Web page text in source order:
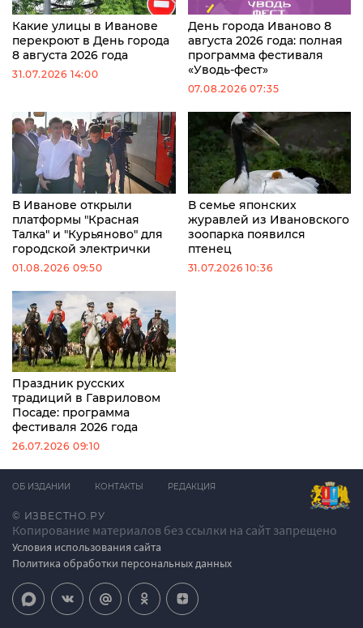
Какие улицы в Иванове
перекроют в День города
8 августа 2026 года
31.07.2026 14:00
День города Иваново 8
августа 2026 года: полная
программа фестиваля
«Уводь-фест»
07.08.2026 07:35
В Иванове открыли
платформы "Красная
Талка" и "Курьяново" для
городской электрички
01.08.2026 09:50
В семье японских
журавлей из Ивановского
зоопарка появился
птенец
31.07.2026 10:36
Праздник русских
традиций в Гавриловом
Посаде: программа
фестиваля 2026 года
26.07.2026 09:10
© ИЗВЕСТНО.РУ
Копирование материалов без ссылки на сайт запрещено
Условия использования сайта
Политика обработки персональных данных
ОБ ИЗДАНИИ КОНТАКТЫ РЕДАКЦИЯ